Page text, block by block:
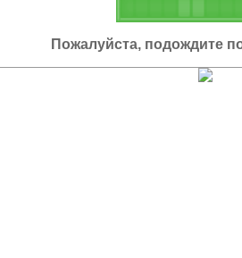
Пожалуйста, подождите